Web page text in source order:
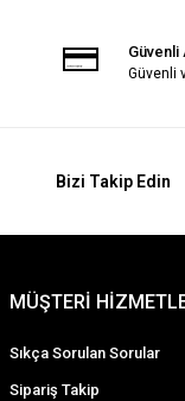
Güvenli
Güvenli
Bizi Takip Edin
MÜŞTERİ
Sıkça Sorulan Sorular
Sipariş Takip